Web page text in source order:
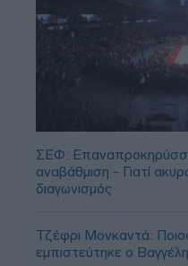
ΣΕΦ:
αναβάθμιση - Γιατί
διαγωνισμός
Τζέφρι Μονκαντά:
εμπιστεύτηκε ο